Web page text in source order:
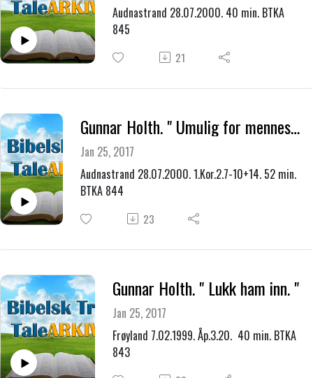
Audnastrand 28.07.2000. 40 min. BTKA
845
21
Gunnar Holth. " Umulig for mennesker, men ikke for Gud "
Jan 25, 2017
Audnastrand 28.07.2000. 1.Kor.2.7-10+14. 52 min.
BTKA 844
23
Gunnar Holth. " Lukk ham inn. "
Jan 25, 2017
Frøyland 7.02.1999. Åp.3.20. 40 min. BTKA
843